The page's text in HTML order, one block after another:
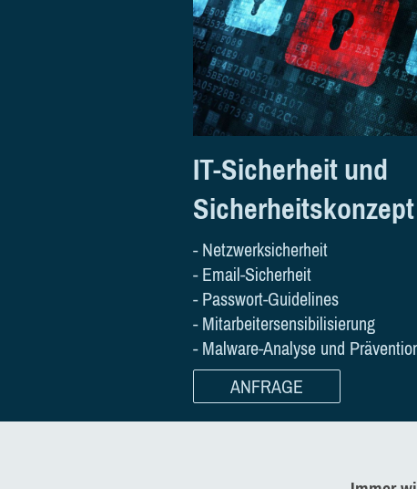
IT-Sicherheit und
Sicherheitskonzept
- Netzwerksicherheit
- Email-Sicherheit
- Passwort-Guidelines
- Mitarbeitersensibilisierung
- Malware-Analyse und
ANFRAGE